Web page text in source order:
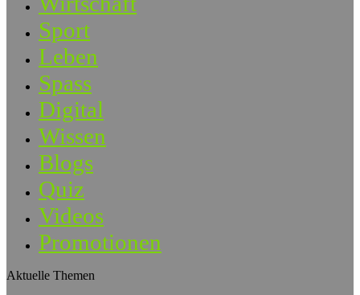
Sport
Leben
Spass
Digital
Wissen
Blogs
Quiz
Videos
Promotionen
Aktuelle Themen